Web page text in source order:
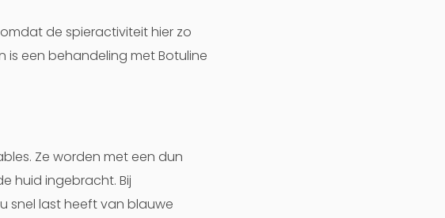
de spieractiviteit hier zo
een behandeling met Botuline
Ze worden met een dun
huid ingebracht. Bij
snel last heeft van blauwe